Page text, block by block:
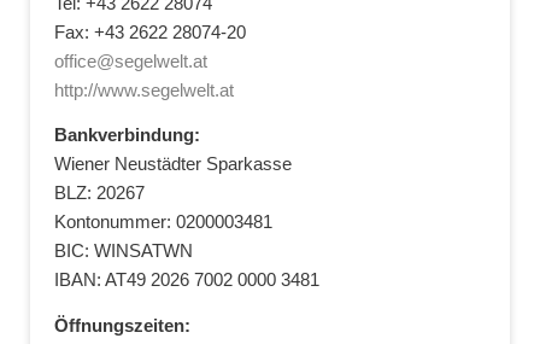
Fax: +43 2622 28074-20
office@segelwelt.at
http://www.segelwelt.at
Bankverbindung:
Wiener Neustädter Sparkasse
BLZ: 20267
Kontonummer: 0200003481
BIC: WINSATWN
IBAN: AT49 2026 7002 0000 3481
Öffnungszeiten: